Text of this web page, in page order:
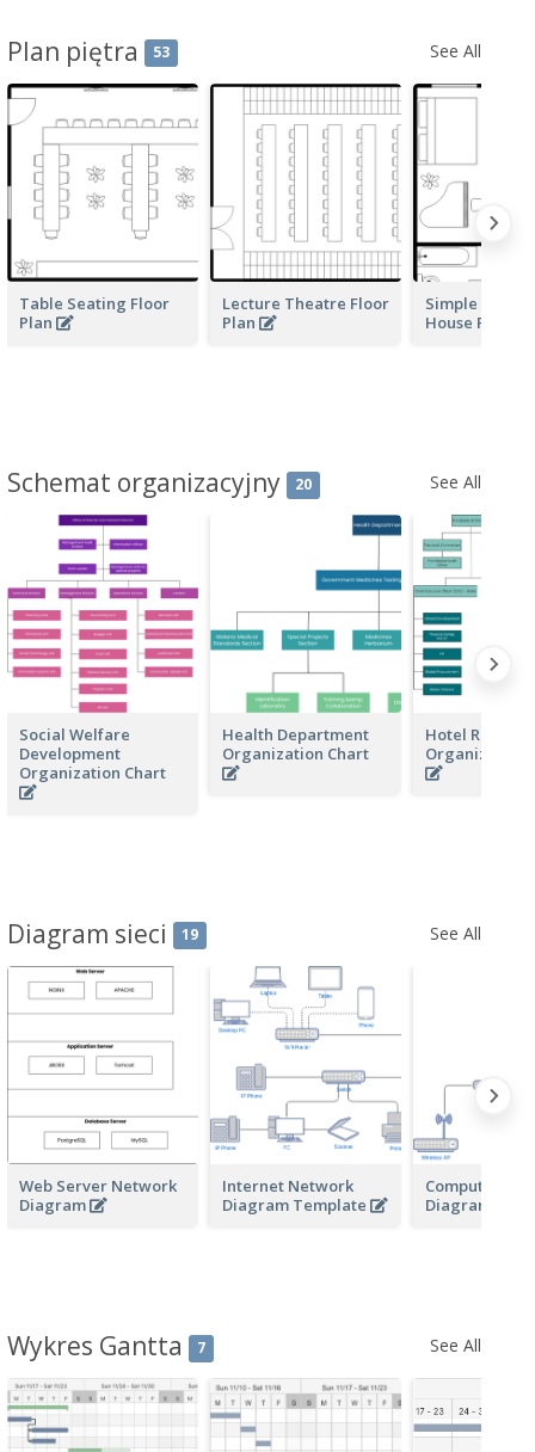
Plan piętra 53 See All
Table Seating Floor
Plan
Lecture Theatre Floor
Plan
Simple
House Floor
Schemat organizacyjny 20 See All
Social Welfare
Development
Organization Chart
Health Department
Organization Chart
Hotel Resorts
Organization
Diagram sieci 19 See All
Web Server Network
Diagram
Internet Network
Diagram Template
Computer
Diagram
Wykres Gantta 7 See All